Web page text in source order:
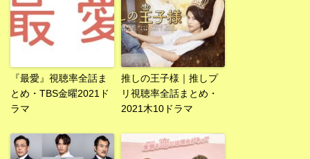
『最愛』視聴率全話ま
とめ・TBS金曜2021ド
ラマ
推しの王子様｜推しプ
リ視聴率全話まとめ・
2021木10ドラマ